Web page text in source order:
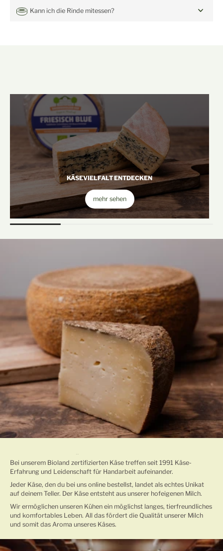
Kann ich die Rinde mitessen?
KÄSEVIELFALT ENTDECKEN
mehr sehen
TRADITIONELLE KÄSEHERSTELLUNG
Bei unserem Bioland zertifizierten Käse treffen seit 1991 Käse-
Erfahrung und Leidenschaft für Handarbeit aufeinander.
Jeder Käse, den du bei uns online bestellst, landet als echtes Unikat
auf deinem Teller. Der Käse entsteht aus unserer hofeigenen Milch.
Wir ermöglichen unseren Kühen ein möglichst langes, tierfreundliches
und komfortables Leben. All das fördert die Qualität unserer Milch
und somit das Aroma unseres Käses.